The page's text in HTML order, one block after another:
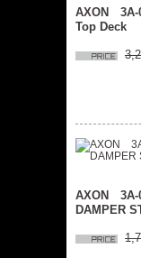
AXON 3A-
Top Deck
AXON 3A-
DAMPER